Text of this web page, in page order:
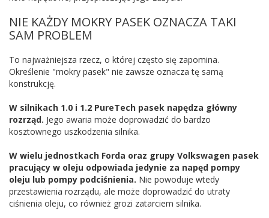
NIE KAŻDY MOKRY PASEK OZNACZA TAKI
SAM PROBLEM
To najważniejsza rzecz, o której często się zapomina.
Określenie "mokry pasek" nie zawsze oznacza tę samą
konstrukcję.
W silnikach 1.0 i 1.2 PureTech pasek napędza główny
rozrząd. Jego awaria może doprowadzić do bardzo
kosztownego uszkodzenia silnika.
W wielu jednostkach Forda oraz grupy Volkswagen pasek
pracujący w oleju odpowiada jedynie za napęd pompy
oleju lub pompy podciśnienia. Nie powoduje wtedy
przestawienia rozrządu, ale może doprowadzić do utraty
ciśnienia oleju, co również grozi zatarciem silnika.